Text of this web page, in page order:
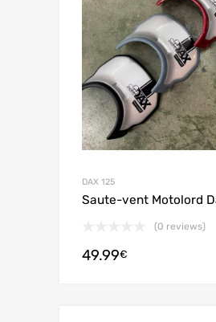
DAX 125
Saute-vent Motolord
(0 reviews)
49.99€